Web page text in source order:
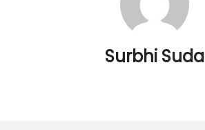
Surbhi Suda